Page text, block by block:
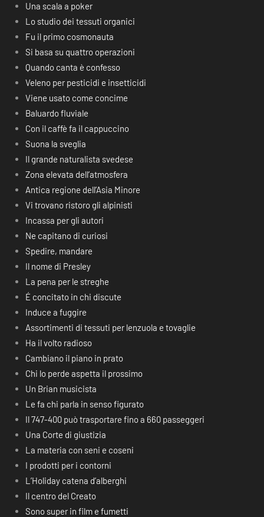
Una scala a poker
Lo studio dei tessuti organici
Fu il primo cosmonauta
Si basa su quattro operazioni
Quando canta è confesso
Veleno per pesticidi e insetticidi
Viene usato come concime
Baluardo fluviale
Con il caffè fa il cappuccino
Suona la sveglia
Il grande naturalista svedese
Zona elevata dell’atmosfera
Antica regione dell’Asia Minore
Vi trovano ristoro gli alpinisti
Incassa per gli autori
Ne capitano di curiosi
Spedire, mandare
Il nome di Presley
La pena per le streghe
É concitato in chi discute
Induce a fuggire
Assortimenti di tessuti per lenzuola e tovaglie
Ha il volto radioso
Cambiano il piano in prato
Chi lo perde aspetta il prossimo
Un Brian musicista
Le fa chi parla in senso figurato
Il 747-400 può trasportare fino a 660 passeggeri
Una Corte di giustizia
La materia con seni e coseni
I prodotti per i contorni
L’Holiday catena d’alberghi
Il centro del Creato
Sono super in film e fumetti